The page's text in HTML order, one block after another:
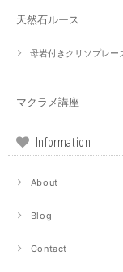
天然石ルース
母岩付きクリソプレー
マクラメ講座
Information
About
Blog
Contact